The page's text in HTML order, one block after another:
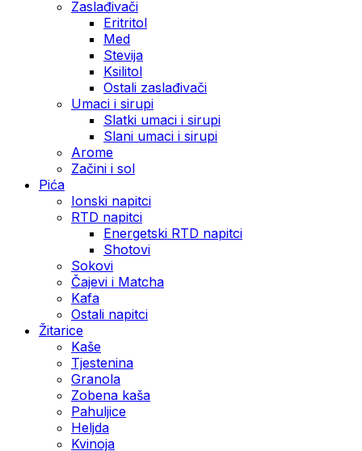
Zaslađivači
Eritritol
Med
Stevija
Ksilitol
Ostali zaslađivači
Umaci i sirupi
Slatki umaci i sirupi
Slani umaci i sirupi
Arome
Začini i sol
Pića
Ionski napitci
RTD napitci
Energetski RTD napitci
Shotovi
Sokovi
Čajevi i Matcha
Kafa
Ostali napitci
Žitarice
Kaše
Tjestenina
Granola
Zobena kaša
Pahuljice
Heljda
Kvinoja